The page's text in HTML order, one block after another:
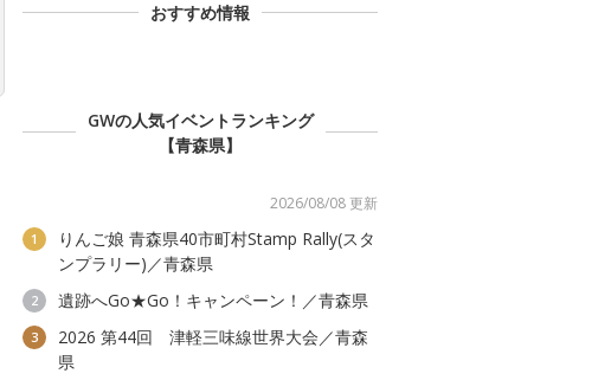
おすすめ情報
GWの人気イベントランキング
【青森県】
2026/08/08 更新
1
りんご娘 青森県40市町村Stamp Rally(スタ
ンプラリー)／青森県
2 遺跡へGo★Go！キャンペーン！／青森県
3
2026 第44回 津軽三味線世界大会／青森
県